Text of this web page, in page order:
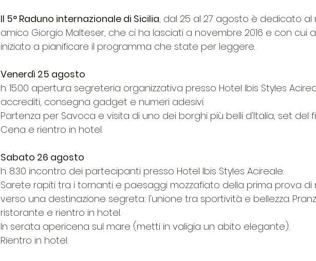
Il 5° Raduno internazionale di Sicilia, dal 25 al 27 agosto è dedicato
amico Giorgio Malteser, che ci ha lasciati a novembre 2016 e con cui
iniziato a pianificare il programma che state per leggere.
Venerdì 25 agosto
h. 15.00 apertura segreteria organizzativa presso Hotel Ibis Styles
accrediti, consegna gadget e numeri adesivi.
Partenza per Savoca e visita di uno dei borghi più belli d'Italia, set del
Cena e rientro in hotel.
Sabato 26 agosto
h. 8.30 incontro dei partecipanti presso Hotel Ibis Styles Acireale.
Sarete rapiti tra i tornanti e paesaggi mozzafiato della prima prova
verso una destinazione segreta: l'unione tra sportività e bellezza.
ristorante e rientro in hotel.
In serata apericena sul mare (metti in valigia un abito elegante).
Rientro in hotel.